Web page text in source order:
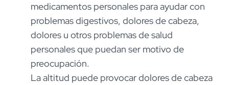
medicamentos personales para ayudar con
problemas digestivos, dolores de cabeza,
dolores u otros problemas de salud
personales que puedan ser motivo de
preocupación.
La altitud puede provocar dolores de cabeza